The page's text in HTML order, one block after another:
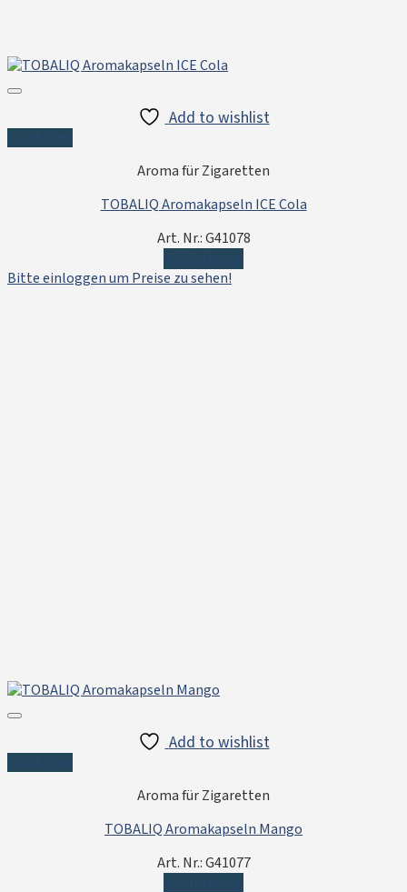
Add to wishlist
Aroma für Zigaretten
TOBALIQ Aromakapseln ICE Cola
Art. Nr.: G41078
Bitte einloggen um Preise zu sehen!
Add to wishlist
Aroma für Zigaretten
TOBALIQ Aromakapseln Mango
Art. Nr.: G41077